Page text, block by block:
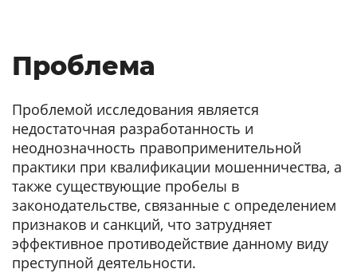
Проблема
Проблемой исследования является
недостаточная разработанность и
неоднозначность правоприменительной
практики при квалификации мошенничества, а
также существующие пробелы в
законодательстве, связанные с определением
признаков и санкций, что затрудняет
эффективное противодействие данному виду
преступной деятельности.